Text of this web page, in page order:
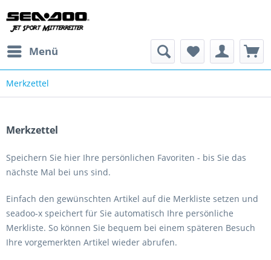
Menü
Merkzettel
Merkzettel
Speichern Sie hier Ihre persönlichen Favoriten - bis Sie das
nächste Mal bei uns sind.
Einfach den gewünschten Artikel auf die Merkliste setzen und
seadoo-x speichert für Sie automatisch Ihre persönliche
Merkliste. So können Sie bequem bei einem späteren Besuch
Ihre vorgemerkten Artikel wieder abrufen.